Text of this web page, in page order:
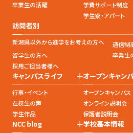
卒業生の活躍
学費サポート制度
学生寮・アパート
訪問者別
新潟県以外から進学をお考えの方へ
通信制
留学生の方へ
卒業生
採用ご担当者様へ
キャンパスライフ +
行事・イベント
在校生の声
学生作品
オープンキャン
オープンキャンパス
オンライン説明会
保護者説明会
NCC blog +学校基本情報